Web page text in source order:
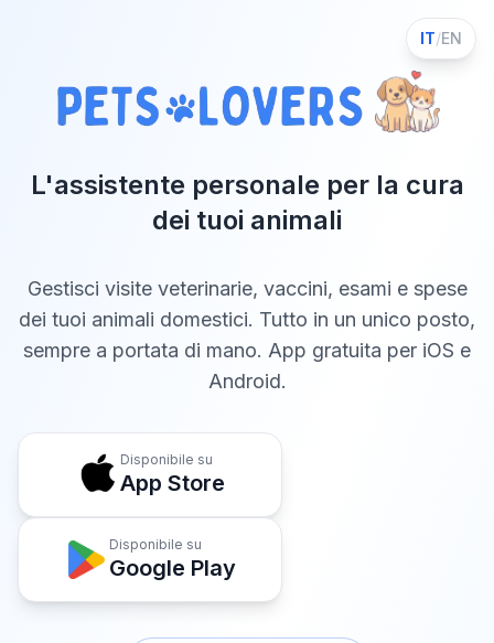
IT/EN
L'assistente personale per la cura
dei tuoi animali
Gestisci visite veterinarie, vaccini, esami e spese
dei tuoi animali domestici. Tutto in un unico posto,
sempre a portata di mano. App gratuita per iOS e
Android.
Disponibile su
App Store
Disponibile su
Google Play